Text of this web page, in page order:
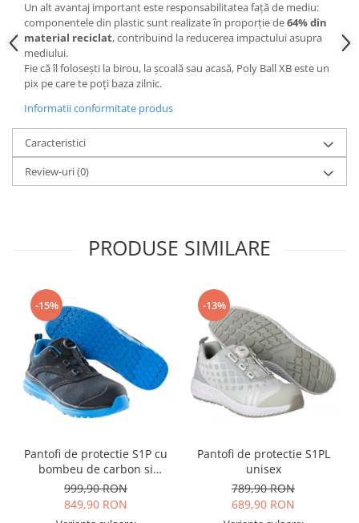
Camasi
Pantaloni
Pantaloni cu pieptar
Hanorace
Jachete
Impermeabile
Veste
Reflectorizante
Incaltaminte
Accesorii pentru protectia capului
Casti de protectie
Antifoane
Ochelari de protectie si viziere
Masti de protectie respiratorie
Sepci, caciuli si esarfe
Pachete promotionale
Sosete de lucru
Diverse accesorii
Un alt avantaj important este responsabilitatea față de mediu:
componentele din plastic sunt realizate în proporție de64% din
material reciclat, contribuind la reducerea impactului asupra
mediului.
Fie că îl folosești la birou, la școală sau acasă, Poly Ball XB este un
pix pe care te poți baza zilnic.
Informatii conformitate produs
Caracteristici
Review-uri(0)
PRODUSE SIMILARE
-15%
Pantofi de protectie S1P cu
bombeu de carbon si
inchidere BOAÂ® Fit
999,90 RON
849,90 RON
-13%
Pantofi de protectie S1PL
unisex
789,90 RON
689,90 RON